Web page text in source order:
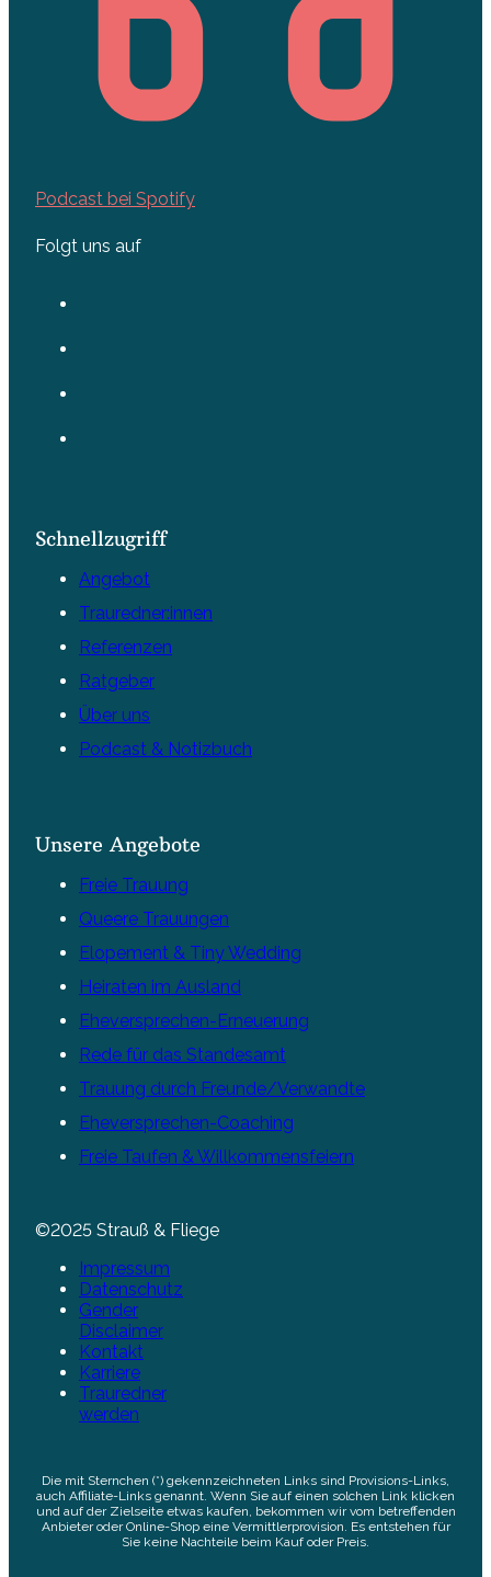
Podcast bei Spotify
Folgt uns auf
Schnellzugriff
Angebot
Trauredner:innen
Referenzen
Ratgeber
Über uns
Podcast & Notizbuch
Unsere Angebote
Freie Trauung
Queere Trauungen
Elopement & Tiny Wedding
Heiraten im Ausland
Eheversprechen-Erneuerung
Rede für das Standesamt
Trauung durch Freunde/Verwandte
Eheversprechen-Coaching
Freie Taufen & Willkommensfeiern
©2025 Strauß & Fliege
Impressum
Datenschutz
Gender
Disclaimer
Kontakt
Karriere
Trauredner
werden
Die mit Sternchen (*) gekennzeichneten Links sind Provisions-Links,
auch Affiliate-Links genannt. Wenn Sie auf einen solchen Link klicken
und auf der Zielseite etwas kaufen, bekommen wir vom betreffenden
Anbieter oder Online-Shop eine Vermittlerprovision. Es entstehen für
Sie keine Nachteile beim Kauf oder Preis.